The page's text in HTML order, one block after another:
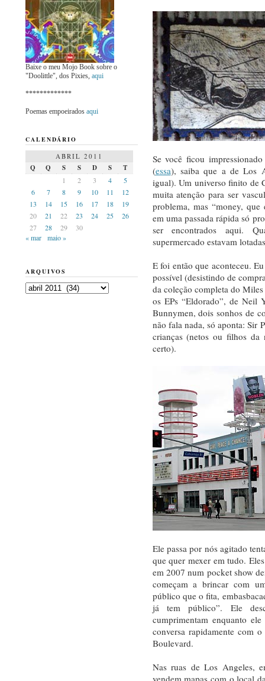
Se você ficou
(essa), saiba que a de Los
igual). Um universo finito de
muita atenção para ser
problema, mas “money,
em uma passada rápida só
ser encontrados aqui.
supermercado estavam
E foi então que aconteceu.
possível (desistindo de
da coleção completa do
os EPs “Eldorado”, de Neil
Bunnymen, dois sonhos de
não fala nada, só aponta: Sir
crianças (netos ou filhos da
certo).
Ele passa por nós agitado
que quer mexer em tudo.
em 2007 num pocket show
começam a brincar com
público que o fita,
já tem público”. Ele
cumprimentam enquanto
conversa rapidamente com
Boulevard.
Nas ruas de Los Angeles,
vendem mapas com o local
Baixe o meu Mojo Book sobre o
"Doolittle", dos Pixies, aqui
*************
Poemas empoeirados aqui
CALENDÁRIO
ABRIL 2011
Q Q S S D S
T
1
2 3 4
5
6
7 8 9 10 11
12
13
14 15 16 17 18
19
20
21 22 23 24 25
26
27
28 29
30
« mar
maio »
ARQUIVOS
Arquivos